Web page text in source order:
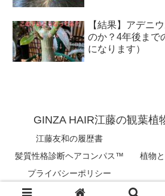
【結果】アデニ
のか？4年後まで
になります）
GINZA HAIR江藤の観葉植
江藤友和の履歴書
髪質性格診断ヘアコンパス™︎
植物
プライバシーポリシー